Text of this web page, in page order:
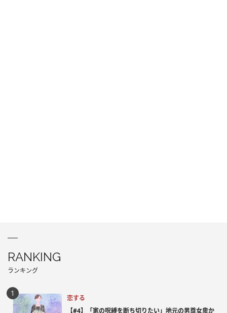
RANKING
ランキング
恋する
【#4】「家の呪縛を断ち切りたい」地元の男尊女卑か